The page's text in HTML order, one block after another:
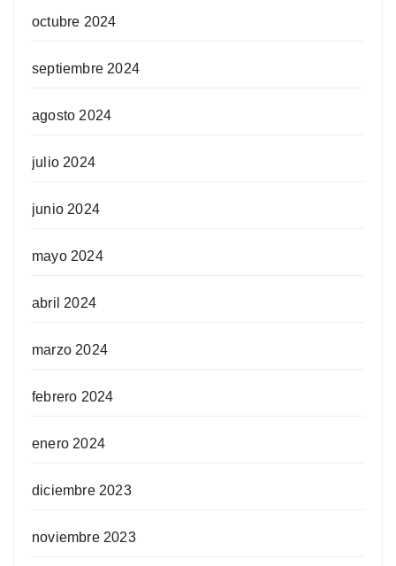
octubre 2024
septiembre 2024
agosto 2024
julio 2024
junio 2024
mayo 2024
abril 2024
marzo 2024
febrero 2024
enero 2024
diciembre 2023
noviembre 2023